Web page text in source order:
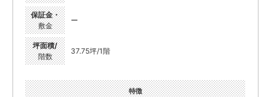
保証金・
敷金
ー
坪面積/
階数
37.75坪/1階
特徴